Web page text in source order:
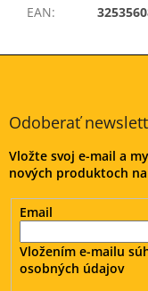
EAN:
Z
Odoberať
Vložte svoj e-mail a
nových produktoch
Email
Vložením e-mailu
osobných údajov